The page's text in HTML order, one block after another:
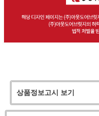
상품정보고시 보기